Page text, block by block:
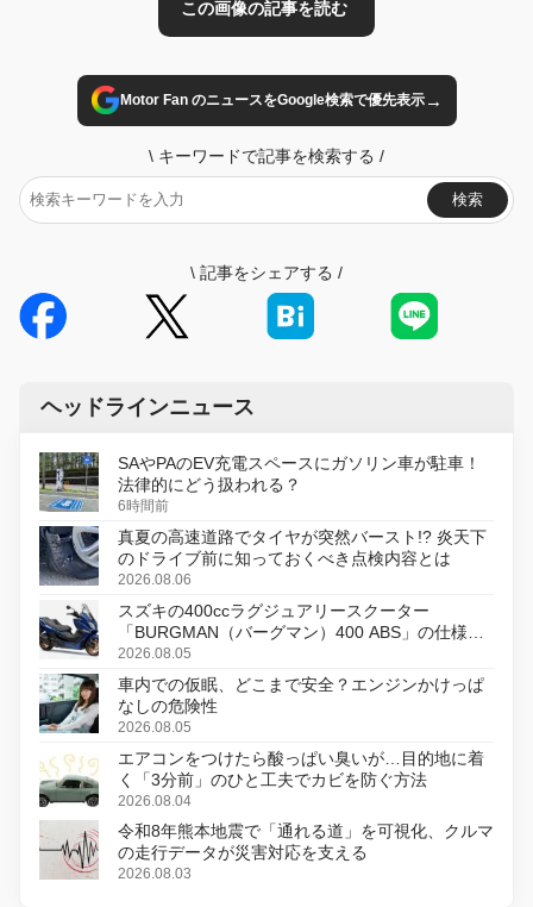
Motor Fan のニュースをGoogle検索で優先表示→
\ キーワードで記事を検索する /
検索
\ 記事をシェアする /
ヘッドラインニュース
SAやPAのEV充電スペースにガソリン車が駐車！
法律的にどう扱われる？
6時間前
真夏の高速道路でタイヤが突然バースト!? 炎天下
のドライブ前に知っておくべき点検内容とは
2026.08.06
スズキの400ccラグジュアリースクーター
「BURGMAN（バーグマン）400 ABS」の仕様を
変更し、8月18日に発売
2026.08.05
車内での仮眠、どこまで安全？エンジンかけっぱ
なしの危険性
2026.08.05
エアコンをつけたら酸っぱい臭いが…目的地に着
く「3分前」のひと工夫でカビを防ぐ方法
2026.08.04
令和8年熊本地震で「通れる道」を可視化、クルマ
の走行データが災害対応を支える
2026.08.03